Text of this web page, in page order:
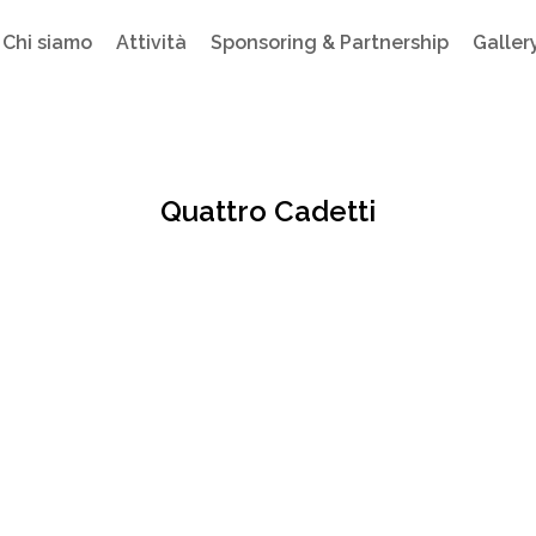
Chi siamo Attività Sponsoring & Partnership
Quattro Cadetti